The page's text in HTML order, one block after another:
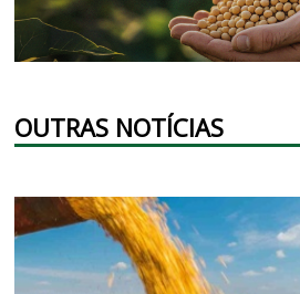
OUTRAS NOTÍCIAS